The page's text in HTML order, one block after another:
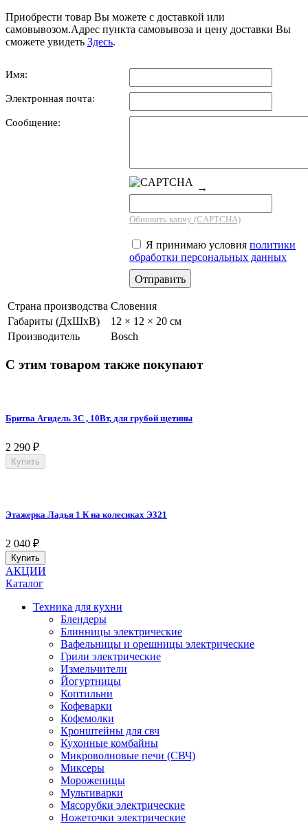
Приобрести товар Вы можете с доставкой или
самовывозом.Адрес пункта самовывоза и цену доставки Вы
сможете увидеть Здесь.
Имя:
Электронная почта:
Сообщение:
→
Обновить капчу (CAPTCHA)
Я принимаю условия политики
обработки персональных данных
Страна производства Словения
Габариты (ДхШхВ)
12 × 12 × 20 см
Производитель
Bosch
С этим товаром также покупают
Бритва Агидель 3С , 10Вт, для грубой щетины
2 290 ₽
Купить
Этажерка Ладья 1 К на колесиках Э321
2 040 ₽
Купить
АКЦИИ
Каталог
Техника для кухни
Блендеры
Блинницы электрические
Вафельницы и орешницы электрические
Грили электрические
Измельчители
Йогуртницы
Коптильни
Кофеварки
Кофемолки
Кронштейны для свч
Кухонные комбайны
Микроволновые печи (СВЧ)
Миксеры
Мороженицы
Мультиварки
Мясорубки электрические
Ножеточки электрические